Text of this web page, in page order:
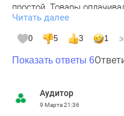
простой. Товары
проходили через порты
по Ирану и через Каспий
товары, типа микрочипов
воздушному пути из ОАЭ
Читать далее
0 5 3 1
Показать ответы 6
Аудитор
9 Марта21:36